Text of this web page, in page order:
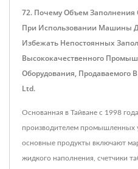
72. Почему Объем
При Использовании Машины
Избежать Непостоянных
Высококачественного
Оборудования, Продаваемого
Ltd.
Основанная в Тайване с 1998
производителем
основные продукты включают
жидкого наполнения, счетчики